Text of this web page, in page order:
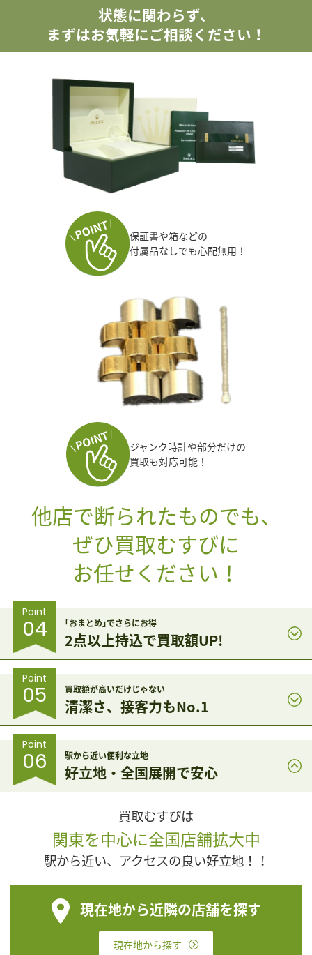
状態に関わらず、
まずはお気軽にご相談ください！
保証書や箱などの
付属品なしでも心配無用！
ジャンク時計や部分だけの
買取も対応可能！
他店で断られたものでも、
ぜひ買取むすびに
お任せください！
Point
04 ｢おまとめ｣でさらにお得
2点以上持込で買取額UP!
Point
05 買取額が高いだけじゃない
清潔さ、接客力もNo.1
Point
06 駅から近い便利な立地
好立地・全国展開で安心
買取むすびは
関東を中心に全国店舗拡大中
駅から近い、アクセスの良い好立地！！
現在地から近隣の店舗を探す
現在地から探す